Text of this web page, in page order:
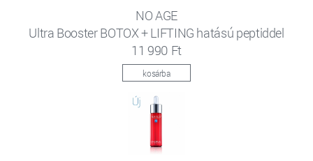
NO AGE
Ultra Booster BOTOX + LIFTING hatású peptiddel
11 990 Ft
kosárba